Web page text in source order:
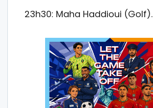
23h30: Maha Haddioui (Golf).